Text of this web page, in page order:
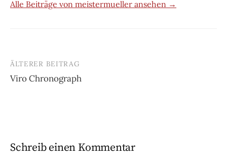
Alle Beiträge von meistermueller ansehen →
Beitrags-
Navigation
ÄLTERER BEITRAG
Viro Chronograph
Schreib einen Kommentar